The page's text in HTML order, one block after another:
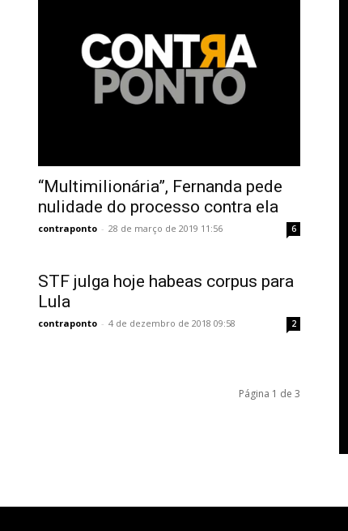
“Multimilionária”, Fernanda pede
nulidade do processo contra ela
contraponto - 28 de março de 2019 11:56 6
STF julga hoje habeas corpus para
Lula
contraponto - 4 de dezembro de 2018 09:58 2
Página 1 de 3